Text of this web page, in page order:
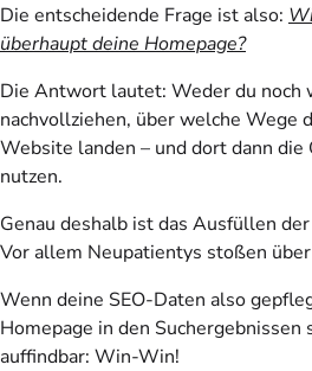
Die entscheidende Frage ist also:
überhaupt deine Homepage?
Die Antwort lautet: Weder du noch
nachvollziehen, über welche Wege
Website landen – und dort dann
nutzen.
Genau deshalb ist das Ausfüllen
Vor allem Neupatientys stoßen
Wenn deine SEO-Daten also
Homepage in den Suchergebnissen
auffindbar: Win-Win!